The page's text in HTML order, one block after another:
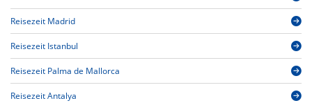
Reisezeit Madrid
Reisezeit Istanbul
Reisezeit Palma de Mallorca
Reisezeit Antalya